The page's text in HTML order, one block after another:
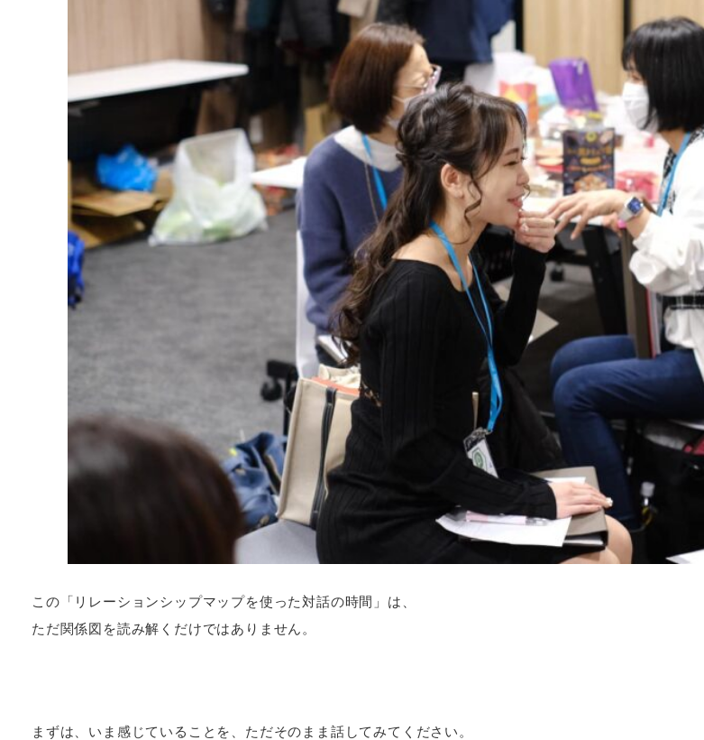
この「リレーションシップマップを使った対話の時間」は、
ただ関係図を読み解くだけではありません。
まずは、いま感じていることを、ただそのまま話してみてください。